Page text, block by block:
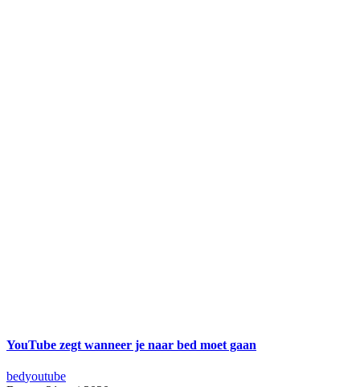
YouTube zegt wanneer je naar bed moet gaan
bedyoutube